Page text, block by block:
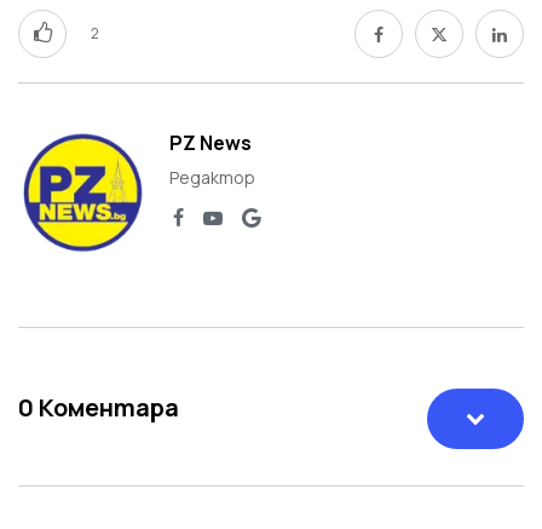
2
PZ News
Редактор
0 Коментара